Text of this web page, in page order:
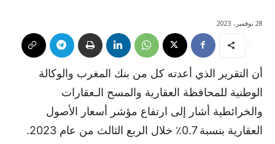
28 نوفمبر، 2023
أن التقرير الذي أعدته كل من بنك المغرب والوكالة
الوطنية للمحافظة العقارية والمسح الـعقارات
والخرائطية أشار إلى ارتفاع مؤشر أسعار الأصول
العقارية بنسبة 0.7٪ خلال الربع الثالث من عام 2023.